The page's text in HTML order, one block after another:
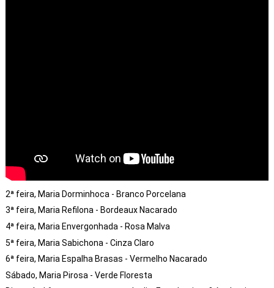
2ª feira, Maria Dorminhoca - Branco Porcelana
3ª feira, Maria Refilona - Bordeaux Nacarado
4ª feira, Maria Envergonhada - Rosa Malva
5ª feira, Maria Sabichona - Cinza Claro
6ª feira, Maria Espalha Brasas - Vermelho Nacarado
Sábado, Maria Pirosa - Verde Floresta